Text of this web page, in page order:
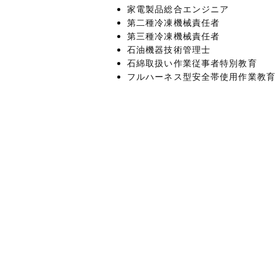
家電製品総合エンジニア
第二種冷凍機械責任者
第三種冷凍機械責任者
石油機器技術管理士
石綿取扱い作業従事者特別教育
フルハーネス型安全帯使用作業教育